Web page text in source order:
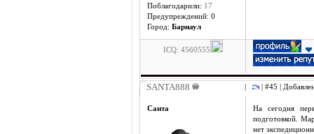
Поблагодарили: 17
Предупреждений: 0
Город: Барнаул
ICQ: 4560555
SANTA888 | #45 |
Санта
На сегодня
подготовкой.
нет